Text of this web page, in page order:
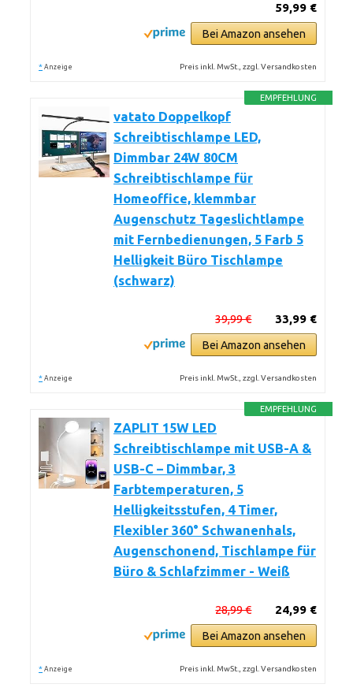
59,99 €
Bei Amazon ansehen
* Anzeige Preis inkl. MwSt., zzgl. Versandkosten
EMPFEHLUNG
vatato Doppelkopf
Schreibtischlampe LED,
Dimmbar 24W 80CM
Schreibtischlampe für
Homeoffice, klemmbar
Augenschutz Tageslichtlampe
mit Fernbedienungen, 5 Farb 5
Helligkeit Büro Tischlampe
(schwarz)
33,99 €
39,99 €
Bei Amazon ansehen
* Anzeige Preis inkl. MwSt., zzgl. Versandkosten
EMPFEHLUNG
ZAPLIT 15W LED
Schreibtischlampe mit USB-A &
USB-C – Dimmbar, 3
Farbtemperaturen, 5
Helligkeitsstufen, 4 Timer,
Flexibler 360° Schwanenhals,
Augenschonend, Tischlampe für
Büro & Schlafzimmer - Weiß
24,99 €
28,99 €
Bei Amazon ansehen
* Anzeige Preis inkl. MwSt., zzgl. Versandkosten